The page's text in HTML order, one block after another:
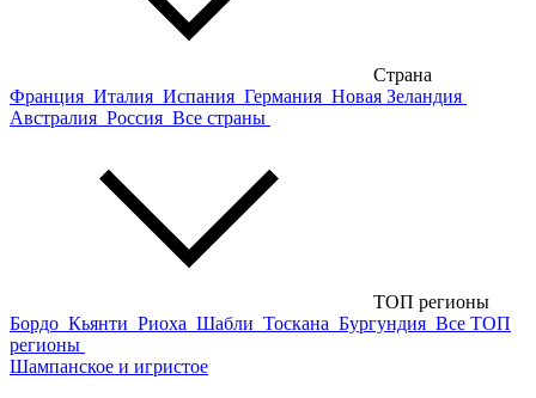
Страна
Франция Италия Испания Германия Новая Зеландия
Австралия Россия Все страны
ТОП регионы
Бордо Кьянти Риоха Шабли Тоскана Бургундия Все ТОП
регионы
Шампанское и игристое